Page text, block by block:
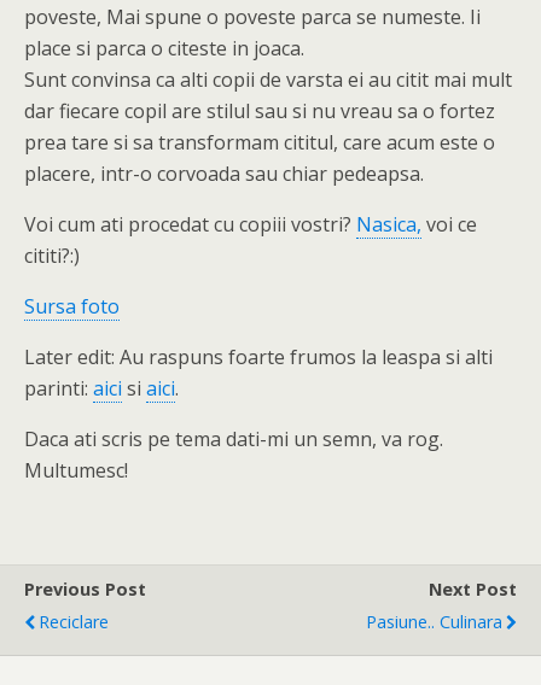
poveste, Mai spune o poveste parca se numeste. Ii
place si parca o citeste in joaca.
Sunt convinsa ca alti copii de varsta ei au citit mai mult
dar fiecare copil are stilul sau si nu vreau sa o fortez
prea tare si sa transformam cititul, care acum este o
placere, intr-o corvoada sau chiar pedeapsa.
Voi cum ati procedat cu copiii vostri? Nasica, voi ce
cititi?:)
Sursa foto
Later edit: Au raspuns foarte frumos la leaspa si alti
parinti: aici si aici.
Daca ati scris pe tema dati-mi un semn, va rog.
Multumesc!
Previous Post
Reciclare
Next Post
Pasiune.. Culinara